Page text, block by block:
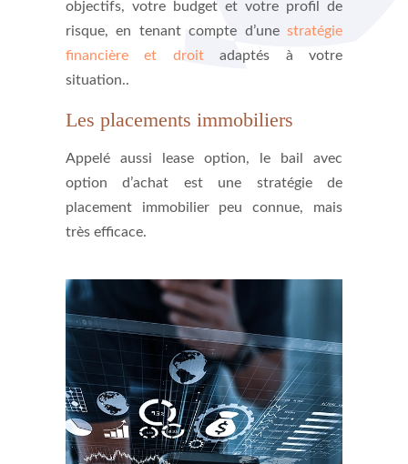
objectifs, votre budget et votre profil de
risque, en tenant compte d’unestratégie
financière et droitadaptés à votre
situation..
Les placements immobiliers
Appelé aussi lease option, le bail avec
option d’achat est une stratégie de
placement immobilier peu connue, mais
très efficace.